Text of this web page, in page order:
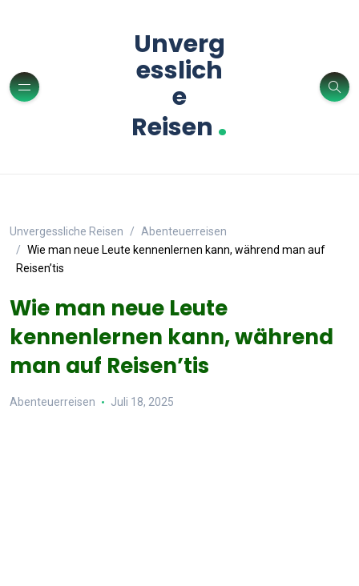
Unverg
esslich
e
Reisen .
Unvergessliche Reisen
Abenteuerreisen
Wie man neue Leute kennenlernen kann, während man auf
Reisen’tis
Wie man neue Leute
kennenlernen kann, während
man auf Reisen’tis
Abenteuerreisen Juli 18, 2025